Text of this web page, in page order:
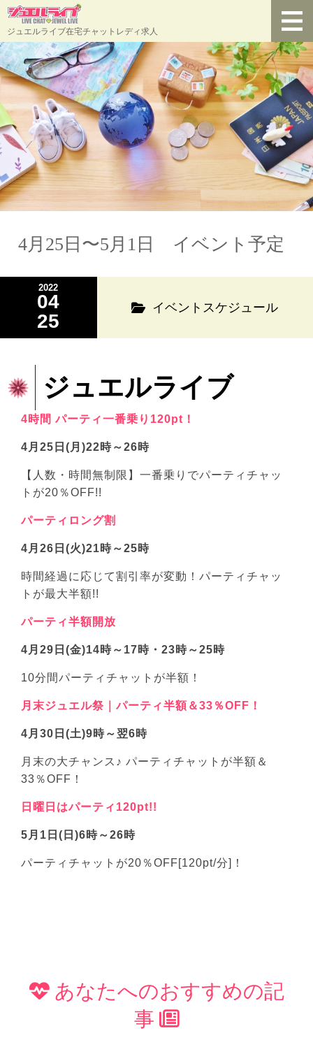
ジュエルライブ在宅チャットレディ求人
4月25日〜5月1日 イベント予定
2022
04
25
イベントスケジュール
ジュエルライブ
4時間 パーティ一番乗り120pt！
4月25日(月)22時～26時
【人数・時間無制限】一番乗りでパーティチャッ
トが20％OFF!!
パーティロング割
4月26日(火)21時～25時
時間経過に応じて割引率が変動！パーティチャッ
トが最大半額!!
パーティ半額開放
4月29日(金)14時～17時・23時～25時
10分間パーティチャットが半額！
月末ジュエル祭｜パーティ半額＆33％OFF！
4月30日(土)9時～翌6時
月末の大チャンス♪ パーティチャットが半額＆
33％OFF！
日曜日はパーティ120pt!!
5月1日(日)6時～26時
パーティチャットが20％OFF[120pt/分]！
あなたへのおすすめの記
事